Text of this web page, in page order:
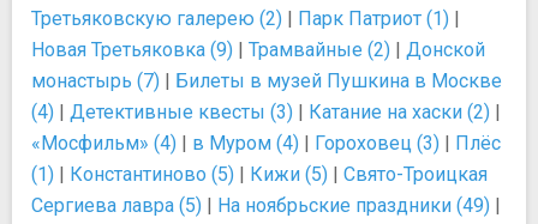
Третьяковскую галерею (2) | Парк Патриот (1) |
Новая Третьяковка (9) | Трамвайные (2) | Донской
монастырь (7) | Билеты в музей Пушкина в Москве
(4) | Детективные квесты (3) | Катание на хаски (2) |
«Мосфильм» (4) | в Муром (4) | Гороховец (3) | Плёс
(1) | Константиново (5) | Кижи (5) | Свято-Троицкая
Сергиева лавра (5) | На ноябрьские праздники (49) |